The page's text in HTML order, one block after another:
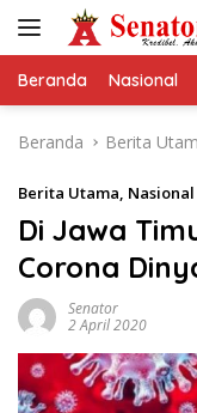
Beranda Nasional
Beranda Berita
Berita Utama, Nasional
Di Jawa
Corona
Senator
2 April 2020